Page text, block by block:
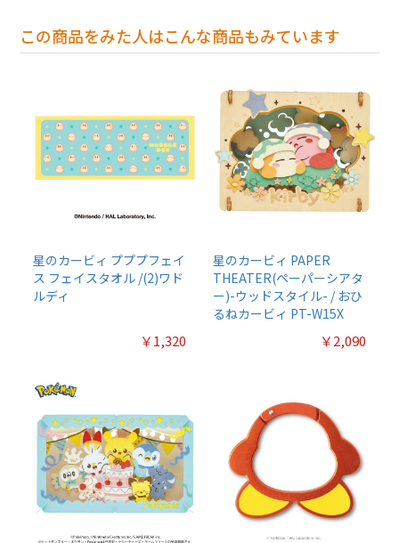
この商品をみた人はこんな商品もみています
星のカービィ プププフェイ
ス フェイスタオル /(2)ワド
ルディ
￥1,320
星のカービィ PAPER
THEATER(ペーパーシアタ
ー)-ウッドスタイル- / おひ
るねカービィ PT-W15X
￥2,090